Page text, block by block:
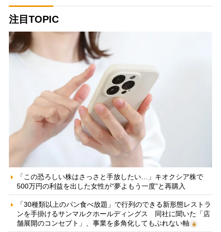
注目TOPIC
「この恐ろしい株はさっさと手放したい…」キオクシア株で
500万円の利益を出した女性が“夢よもう一度”と再購入
「30種類以上のパン食べ放題」で行列のできる新形態レストラ
ンを手掛けるサンマルクホールディングス 同社に聞いた「店
舗展開のコンセプト」、事業を多角化してもぶれない軸